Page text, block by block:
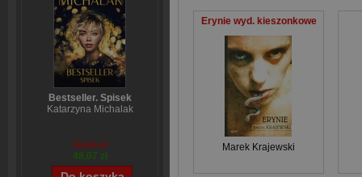
Bestseller. Spisek
Katarzyna Michalak
59,84 zł
48,07 zł
Erynie wyd. kieszonkowe
Marek Krajewski